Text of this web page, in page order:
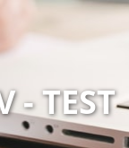
- TEST